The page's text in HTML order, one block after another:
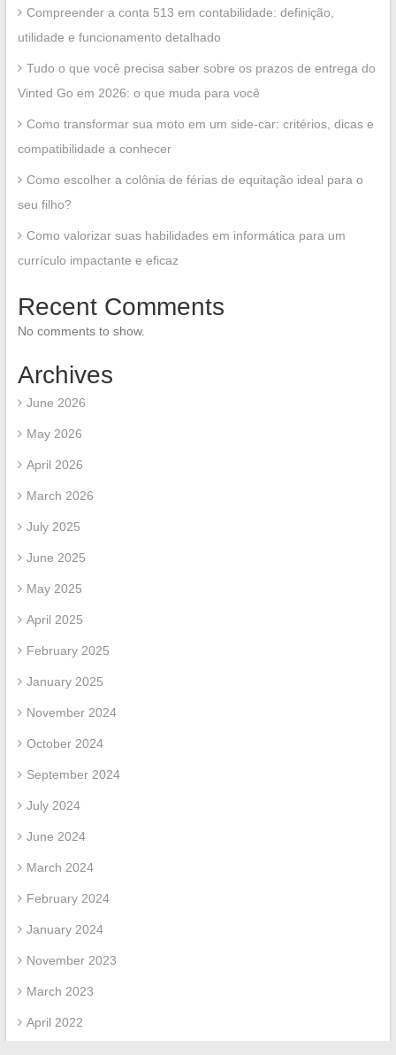
Compreender a conta 513 em contabilidade: definição,
utilidade e funcionamento detalhado
Tudo o que você precisa saber sobre os prazos de entrega do
Vinted Go em 2026: o que muda para você
Como transformar sua moto em um side-car: critérios, dicas e
compatibilidade a conhecer
Como escolher a colônia de férias de equitação ideal para o
seu filho?
Como valorizar suas habilidades em informática para um
currículo impactante e eficaz
Recent Comments
No comments to show.
Archives
June 2026
May 2026
April 2026
March 2026
July 2025
June 2025
May 2025
April 2025
February 2025
January 2025
November 2024
October 2024
September 2024
July 2024
June 2024
March 2024
February 2024
January 2024
November 2023
March 2023
April 2022